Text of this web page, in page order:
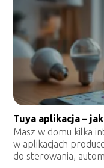
Tuya aplikacja –
Masz w domu kilka
w aplikacjach
do sterowania,